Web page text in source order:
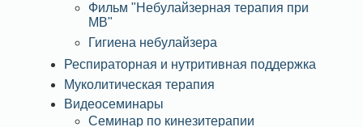
Фильм "Небулайзерная терапия при
МВ"
Гигиена небулайзера
Респираторная и нутритивная поддержка
Муколитическая терапия
Видеосеминары
Семинар по кинезитерапии